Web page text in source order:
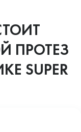
ПРОТЕЗ
SUPER